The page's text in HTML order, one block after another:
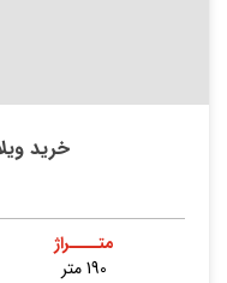
خرید ویلا
متــــراژ
190 متر